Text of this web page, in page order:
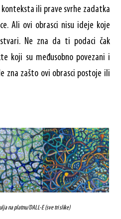
ili prave svrhe zadatka
Ali ovi obrasci nisu ideje koje
stvari. Ne zna da ti podaci čak
koji su međusobno povezani i
zna zašto ovi obrasci postoje ili
na platnu/DALL-E (sve tri slike)